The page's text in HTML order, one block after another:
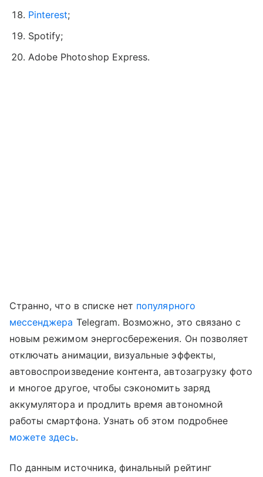
Pinterest;
Spotify;
Adobe Photoshop Express.
Странно, что в списке нет популярного
мессенджера Telegram. Возможно, это связано с
новым режимом энергосбережения. Он позволяет
отключать анимации, визуальные эффекты,
автовоспроизведение контента, автозагрузку фото
и многое другое, чтобы сэкономить заряд
аккумулятора и продлить время автономной
работы смартфона. Узнать об этом подробнее
можете здесь.
По данным источника, финальный рейтинг